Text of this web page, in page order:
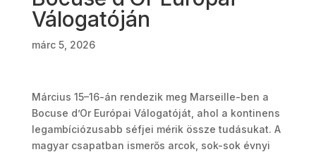
Válogatóján
márc 5, 2026
Március 15–16-án rendezik meg Marseille-ben a
Bocuse d’Or Európai Válogatóját, ahol a kontinens
legambíciózusabb séfjei mérik össze tudásukat. A
magyar csapatban ismerős arcok, sok-sok évnyi